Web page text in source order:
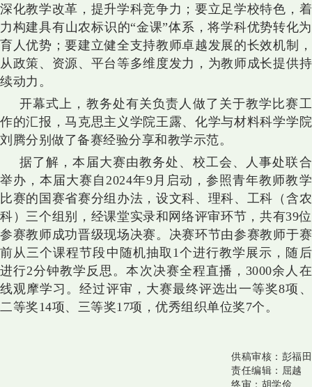
深化教学改革，提升学科竞争力；要立足学校特色，着
力构建具有山农标识的“金课”体系，将学科优势转化为
育人优势；要建立健全支持教师卓越发展的长效机制，
从政策、资源、平台等多维度发力，为教师成长提供持
续动力。
开幕式上，教务处有关负责人 做了关于教学比赛工
作的汇报，马克思主义学院王露、化学与材料科学学院
刘腾分别做了备赛经验分享和教学示范。
据了解，本届大赛由教务处、校工会、人事处联合
举办，本届大赛 自2024年9月启动，参照青年教师教学
比赛的国赛省赛分组办法，设文科、理科、工科（含农
科）三个组别，经课堂实录和网络评审环节，共有39位
参赛教师成功晋级现场决赛。决赛环节由参赛教师于赛
前从三个课程节段中随机抽取 1个进行教学 展示，随后
进行2分钟教学反思。本次决赛全程直播， 3000余人 在
线观摩学习。经过评审，大赛最终评选出一等奖8项、
二等奖14项、三等奖17项，优秀组织单位奖7个。
供稿审核： 彭福田
责任编辑： 屈越
终审： 胡学俭